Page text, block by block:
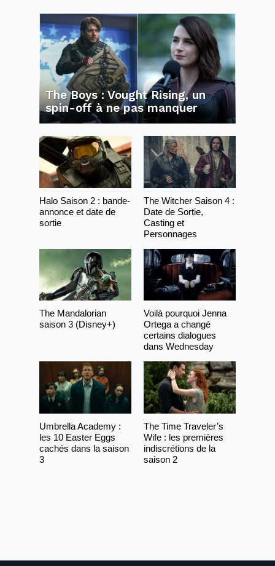
The Boys : Vought Rising, un
spin-off à ne pas manquer
Halo Saison 2 : bande-
annonce et date de
sortie
The Witcher Saison 4 :
Date de Sortie,
Casting et
Personnages
The Mandalorian
saison 3 (Disney+)
Voilà pourquoi Jenna
Ortega a changé
certains dialogues
dans Wednesday
Umbrella Academy :
les 10 Easter Eggs
cachés dans la saison
3
The Time Traveler’s
Wife : les premières
indiscrétions de la
saison 2